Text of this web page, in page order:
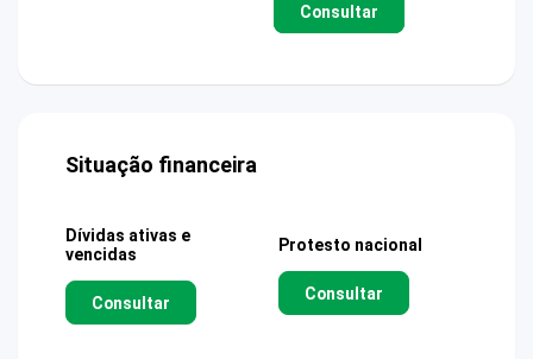
Consultar
Situação financeira
Dívidas ativas e
vencidas
Consultar
Protesto nacional
Consultar